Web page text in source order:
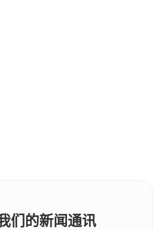
们的新闻通讯